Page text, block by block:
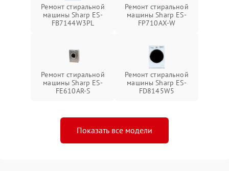
Ремонт стиральной
машины Sharp ES-
FB7144W3PL
Ремонт стиральной
машины Sharp ES-
FP710AX-W
Ремонт стиральной
машины Sharp ES-
FE610AR-S
Ремонт стиральной
машины Sharp ES-
FD8145W5
Показать все модели